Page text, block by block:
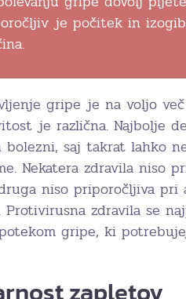
je počitek in
gripe je na voljo
je različna. Najbolje
bolezni, saj takrat lahko
Nekatera zdravila niso
niso priporočljiva
Protivirusna zdravila se
gripe, ki